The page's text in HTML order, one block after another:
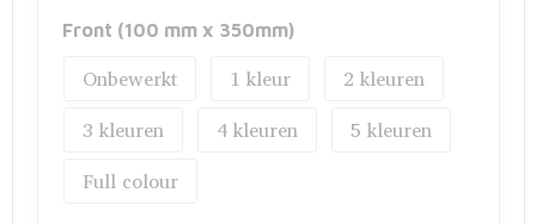
Tablettassen
Fietstassen
Opbergtassen
Front (100 mm x 350mm)
Onbewerkt 1
2
3
4
5
Full colour